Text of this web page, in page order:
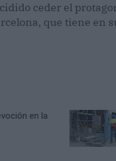
ceder el
que tiene en
en la